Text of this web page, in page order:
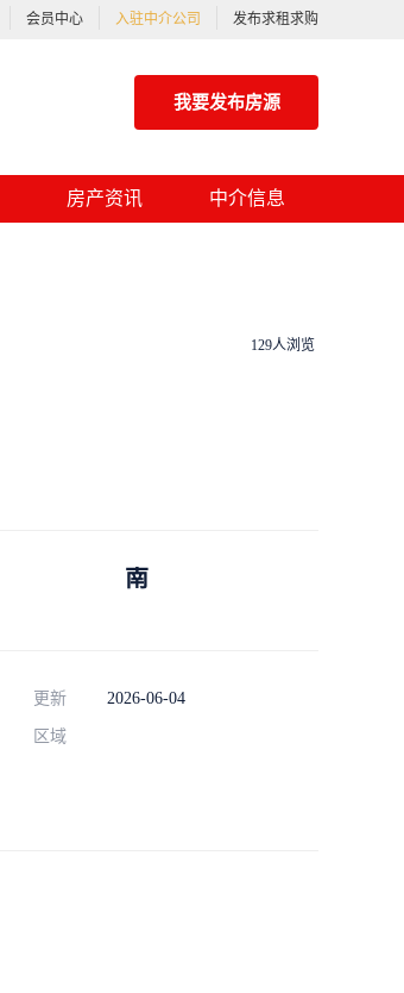
会员中心 入驻中介公司 发布求租求购
我要发布房源
房产资讯 中介信息
129人浏览
南
更新 2026-06-04
区域